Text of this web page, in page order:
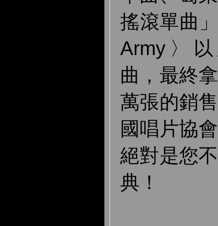
搖滾單曲
Army〉
曲，最終
萬張的銷
國唱片協
絕對是您
典！